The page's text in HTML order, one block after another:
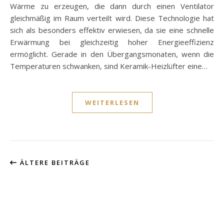
Wärme zu erzeugen, die dann durch einen Ventilator
gleichmäßig im Raum verteilt wird. Diese Technologie hat
sich als besonders effektiv erwiesen, da sie eine schnelle
Erwärmung bei gleichzeitig hoher Energieeffizienz
ermöglicht. Gerade in den Übergangsmonaten, wenn die
Temperaturen schwanken, sind Keramik-Heizlüfter eine…
WEITERLESEN
ÄLTERE BEITRÄGE